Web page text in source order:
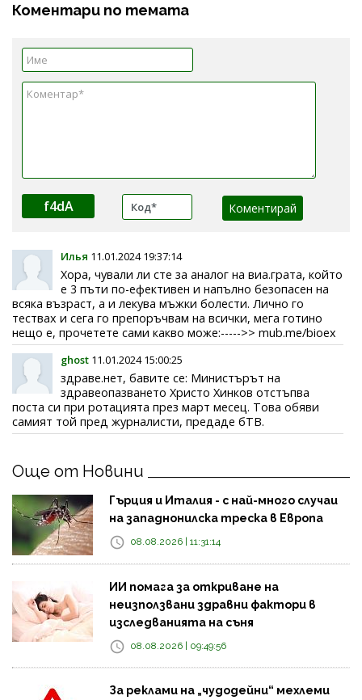
Коментари по темата
f4dA
Илья 11.01.2024 19:37:14
Хора, чували ли сте за аналог на виа.грата, който
е 3 пъти по-ефективен и напълно безопасен на
всяка възраст, а и лекува мъжки болести. Лично го
тествах и сега го препоръчвам на всички, мега готино
нещо е, прочетете сами какво може:----->> mub.me/bioex
ghost 11.01.2024 15:00:25
здраве.нет, бавите се: Министърът на
здравеопазването Христо Хинков отстъпва
поста си при ротацията през март месец. Това обяви
самият той пред журналисти, предаде бТВ.
Още от Новини
Гърция и Италия - с най-много случаи
на западнонилска треска в Европа
08.08.2026 | 11:31:14
ИИ помага за откриване на
неизползвани здравни фактори в
изследванията на съня
08.08.2026 | 09:49:56
За реклами на „чудодейни“ мехлеми